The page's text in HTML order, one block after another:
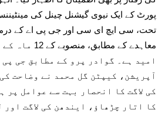
پورٹ کے ایک نیوی گیشنل چینل کی
تحت، سی ایچ ای سی اور جی پی اے کے
معاہدے کے
امید ہے۔ گوادر پرو کے مطابق جی
آپریشن، کیپٹن گل محمد نے وضاحت
کی لاگت کا انحصار بہت سے عوامل پر
کا اتار چڑھاؤ، ایندھن کی لاگت